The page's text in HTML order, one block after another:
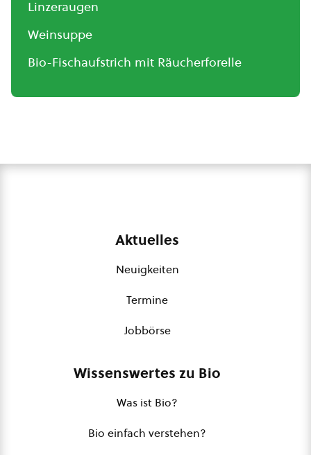
Linzeraugen
Weinsuppe
Bio-Fischaufstrich mit Räucherforelle
Aktuelles
Neuigkeiten
Termine
Jobbörse
Wissenswertes zu Bio
Was ist Bio?
Bio einfach verstehen?